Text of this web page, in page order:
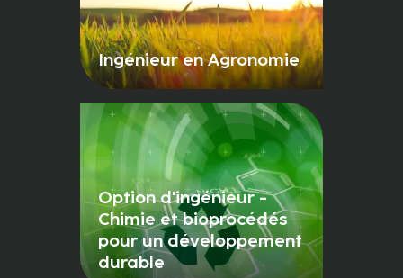
Ingénieur en Agronomie
Option d'ingénieur -
Chimie et bioprocédés
pour un développement
durable